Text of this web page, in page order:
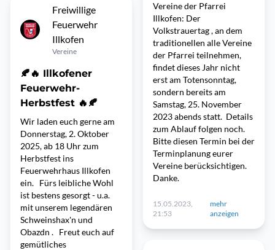
Freiwillige
Feuerwehr
Illkofen
Vereine
🍂🔥 Illkofener
Feuerwehr-
Herbstfest 🔥🍂
Wir laden euch gerne am
Donnerstag, 2. Oktober
2025, ab 18 Uhr zum
Herbstfest ins
Feuerwehrhaus Illkofen
ein. Fürs leibliche Wohl
ist bestens gesorgt - u.a.
mit unserem legendären
Schweinshax'n und
Obazdn . Freut euch auf
gemütliches
Vereine der Pfarrei
Illkofen: Der
Volkstrauertag , an dem
traditionellen alle Vereine
der Pfarrei teilnehmen,
findet dieses Jahr nicht
erst am Totensonntag,
sondern bereits am
Samstag, 25. November
2023 abends statt. Details
zum Ablauf folgen noch.
Bitte diesen Termin bei der
Terminplanung eurer
Vereine berücksichtigen.
Danke.
15.05.2023,
21:53
mehr
anzeigen